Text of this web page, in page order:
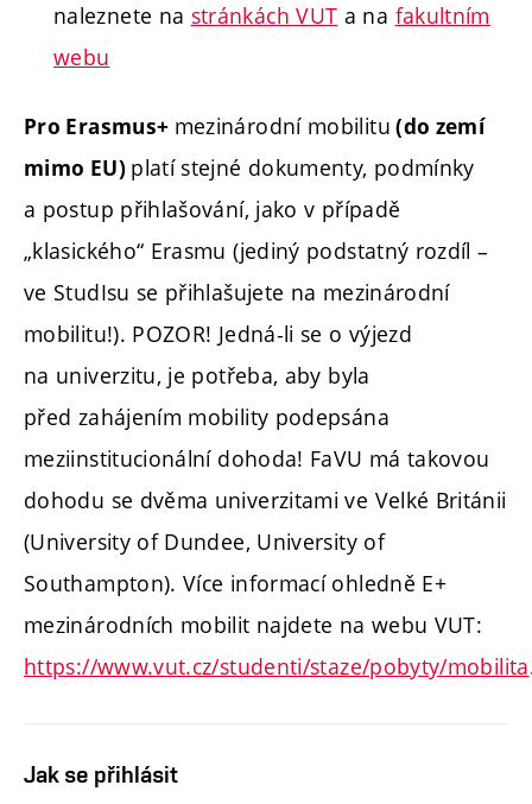
naleznete na stránkách VUT a na fakultním
webu
Pro Erasmus+ mezinárodní mobilitu (do zemí
mimo EU) platí stejné dokumenty, podmínky
a postup přihlašování, jako v případě
„klasického“ Erasmu (jediný podstatný rozdíl –
ve StudIsu se přihlašujete na mezinárodní
mobilitu!). POZOR! Jedná-li se o výjezd
na univerzitu, je potřeba, aby byla
před zahájením mobility podepsána
meziinstitucionální dohoda! FaVU má takovou
dohodu se dvěma univerzitami ve Velké Británii
(University of Dundee, University of
Southampton). Více informací ohledně E+
mezinárodních mobilit najdete na webu VUT:
https://www.vut.cz/studenti/staze/pobyty/mobilita
Jak se přihlásit